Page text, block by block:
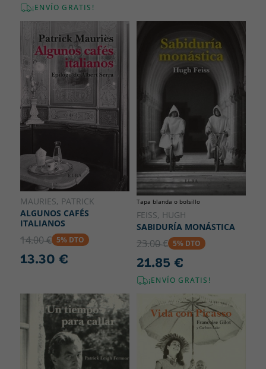
¡ENVÍO GRATIS!
MAURIES, PATRICK
ALGUNOS CAFÉS
ITALIANOS
14.00 € 5% DTO
13.30 €
Tapa blanda o bolsillo
FEISS, HUGH
SABIDURÍA MONÁSTICA
23.00 € 5% DTO
21.85 €
¡ENVÍO GRATIS!